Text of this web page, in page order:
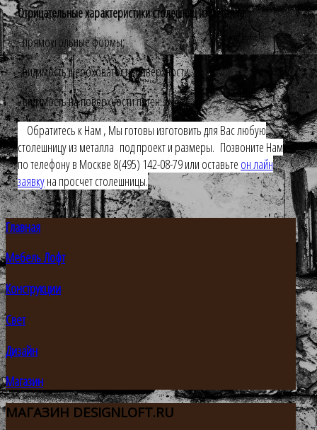
Отрицательные характеристики столешниц из металла:
- прямоугольные формы;
- видимость шероховатости поверхности;
- видимость на поверхности пятен.
Обратитесь к Нам , Мы готовы изготовить для Вас любую
столешницу из металла под проект и размеры. Позвоните Нам
по телефону в Москве 8(495) 142-08-79 или оставьте он лайн
заявкуна просчет столешницы.
Главная
Мебель Лофт
Конструкции
Свет
Дизайн
Магазин
МАГАЗИН DESIGNLOFT.RU